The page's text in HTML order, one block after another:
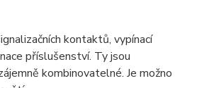
kontaktů, vypínací
příslušenství. Ty jsou
kombinovatelné. Je možno